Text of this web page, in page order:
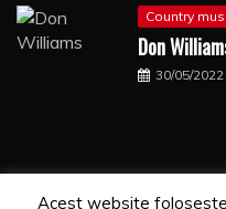
Country
Don
30/05/2022
Acest website